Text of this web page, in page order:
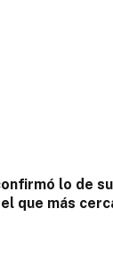
lo de su
que más